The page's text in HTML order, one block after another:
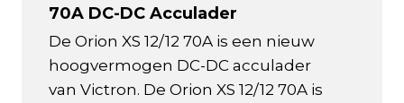
70A DC-DC Acculader
De Orion XS 12/12 70A is een nieuw
hoogvermogen DC-DC acculader
van Victron. De Orion XS 12/12 70A is